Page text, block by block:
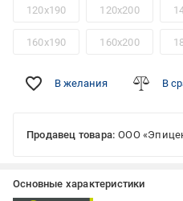
120x190 120x200
160x190 160x200
В желания В
Продавец товара: ООО
Основные характеристики